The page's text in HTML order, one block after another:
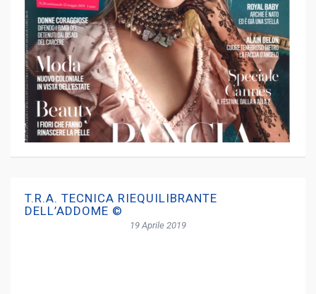
T.R.A. TECNICA RIEQUILIBRANTE
DELL’ADDOME ©
19 Aprile 2019